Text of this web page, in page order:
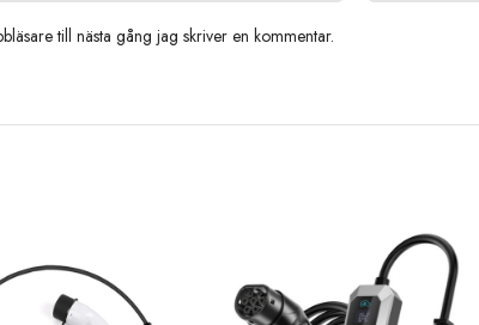
till nästa gång jag skriver en kommentar.